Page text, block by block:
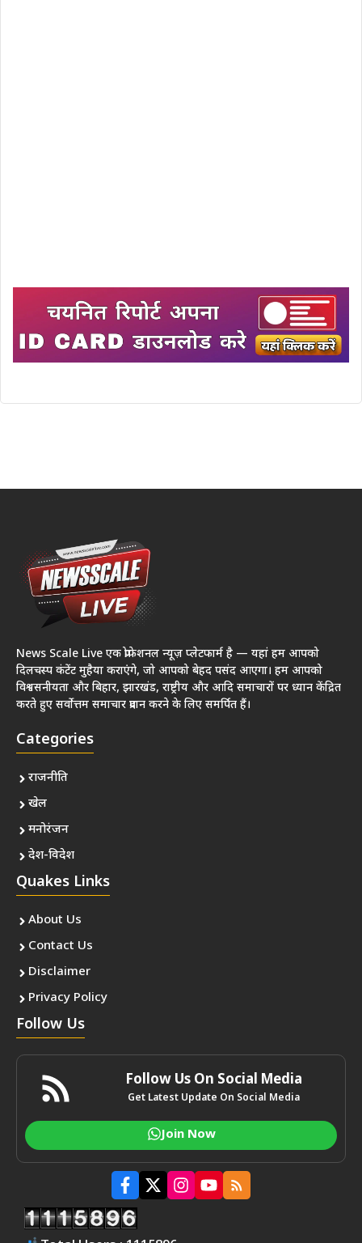
News Scale Live एक प्रोफेशनल न्यूज़ प्लेटफार्म है — यहां हम आपको
दिलचस्प कंटेंट मुहैया कराएंगे, जो आपको बेहद पसंद आएगा। हम आपको
विश्वसनीयता और बिहार, झारखंड, राष्ट्रीय और आदि समाचारों पर ध्यान केंद्रित
करते हुए सर्वोत्तम समाचार प्रदान करने के लिए समर्पित हैं।
Categories
राजनीति
खेल
मनोरंजन
देश-विदेश
Quakes Links
About Us
Contact Us
Disclaimer
Privacy Policy
Follow Us
Follow Us On Social Media
Get Latest Update On Social Media
Join Now